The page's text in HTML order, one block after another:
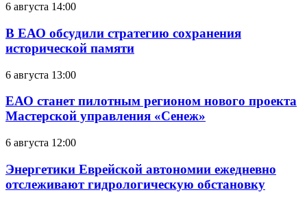
6 августа 14:00
В ЕАО обсудили стратегию сохранения
исторической памяти
6 августа 13:00
ЕАО станет пилотным регионом нового проекта
Мастерской управления «Сенеж»
6 августа 12:00
Энергетики Еврейской автономии ежедневно
отслеживают гидрологическую обстановку